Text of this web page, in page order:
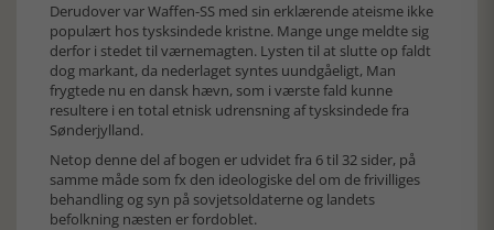
Derudover var Waffen-SS med sin erklærende ateisme ikke
populært hos tysksindede kristne. Mange unge meldte sig
derfor i stedet til værnemagten. Lysten til at slutte op faldt
dog markant, da nederlaget syntes uundgåeligt, Man
frygtede nu en dansk hævn, som i værste fald kunne
resultere i en total etnisk udrensning af tysksindede fra
Sønderjylland.
Netop denne del af bogen er udvidet fra 6 til 32 sider, på
samme måde som fx den ideologiske del om de frivilliges
behandling og syn på sovjetsoldaterne og landets
befolkning næsten er fordoblet.